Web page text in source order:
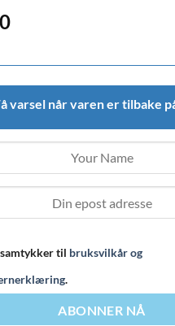
varsel når varen er tilbake
samtykker til bruksvilkår og
.
ABONNER NÅ